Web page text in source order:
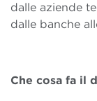
dalle aziende
dalle banche
Che cosa fa il